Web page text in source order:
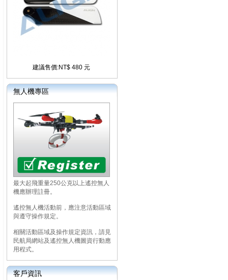
建議售價:NT$ 480 元
無人機專區
最大起飛重量250公克以上遙控無人
機應辦理註冊。
遙控無人機活動前，應注意活動區域
與遵守操作規定。
相關活動區域及操作規定資訊，請見
民航局網站及遙控無人機圖資行動應
用程式。
客戶資訊